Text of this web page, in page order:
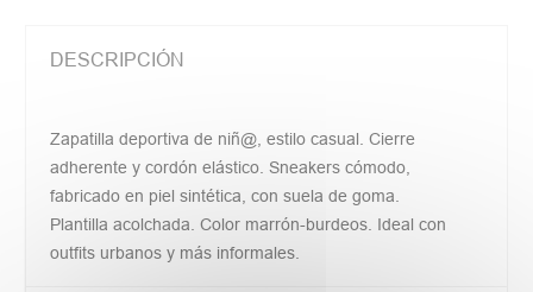
DESCRIPCIÓN
Zapatilla deportiva de niñ@, estilo casual. Cierre
adherente y cordón elástico. Sneakers cómodo,
fabricado en piel sintética, con suela de goma.
Plantilla acolchada. Color marrón-burdeos. Ideal con
outfits urbanos y más informales.